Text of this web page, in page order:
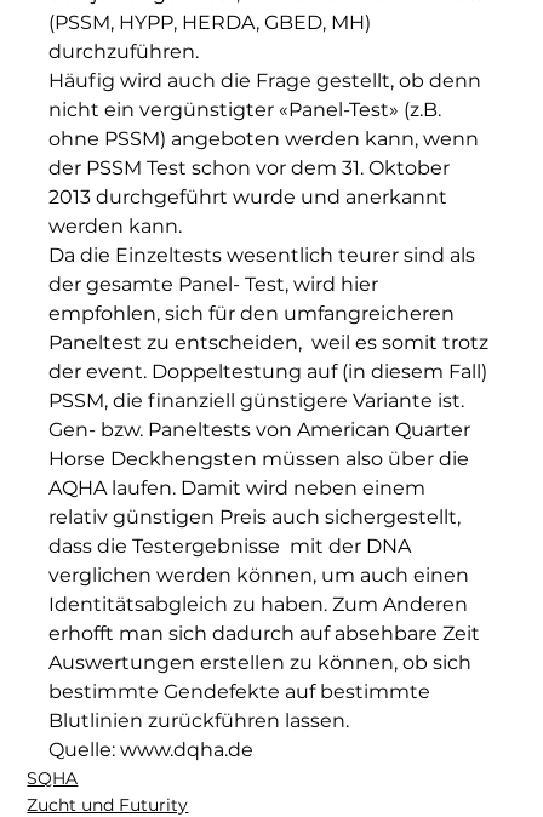
(PSSM, HYPP, HERDA, GBED, MH)
durchzuführen.
Häufig wird auch die Frage gestellt, ob denn
nicht ein vergünstigter «Panel-Test» (z.B.
ohne PSSM) angeboten werden kann, wenn
der PSSM Test schon vor dem 31. Oktober
2013 durchgeführt wurde und anerkannt
werden kann.
Da die Einzeltests wesentlich teurer sind als
der gesamte Panel- Test, wird hier
empfohlen, sich für den umfangreicheren
Paneltest zu entscheiden,  weil es somit trotz
der event. Doppeltestung auf (in diesem Fall)
PSSM, die finanziell günstigere Variante ist.
Gen- bzw. Paneltests von American Quarter
Horse Deckhengsten müssen also über die
AQHA laufen. Damit wird neben einem
relativ günstigen Preis auch sichergestellt,
dass die Testergebnisse  mit der DNA
verglichen werden können, um auch einen
Identitätsabgleich zu haben. Zum Anderen
erhofft man sich dadurch auf absehbare Zeit
Auswertungen erstellen zu können, ob sich
bestimmte Gendefekte auf bestimmte
Blutlinien zurückführen lassen.
Quelle: www.dqha.de
SQHA
Zucht und Futurity